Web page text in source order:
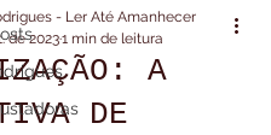
A
DE
- Ler Até Amanhecer
de 20231 min de leitura